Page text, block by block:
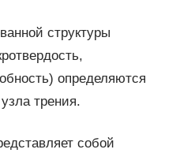
структуры
определяются
трения.
собой